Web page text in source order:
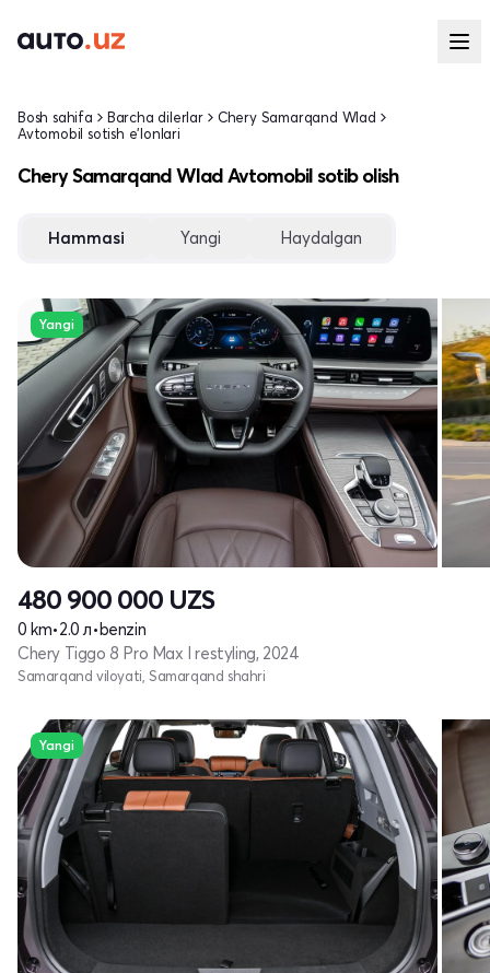
Bosh sahifa Barcha dilerlar
Chery Samarqand Wlad
Avtomobil sotish e'lonlari
Chery Samarqand Wlad Avtomobil sotib olish
Hammasi Yangi Haydalgan
Yangi
480 900 000 UZS
0 km•2.0 л•benzin
Chery Tiggo 8 Pro Max I restyling, 2024
Samarqand viloyati, Samarqand shahri
Yangi